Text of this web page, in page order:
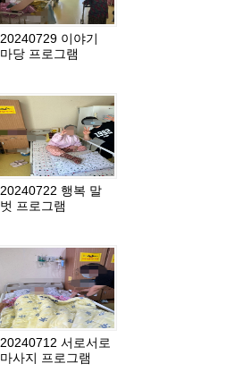
20240729 이야기
마당 프로그램
20240722 행복 말
벗 프로그램
20240712 서로서로
마사지 프로그램